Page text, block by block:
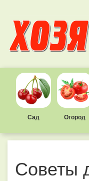
Сад Огород
Советы